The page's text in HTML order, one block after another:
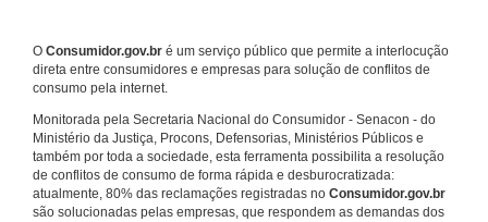
O Consumidor.gov.br é um serviço público que permite a interlocução
direta entre consumidores e empresas para solução de conflitos de
consumo pela internet.
Monitorada pela Secretaria Nacional do Consumidor - Senacon - do
Ministério da Justiça, Procons, Defensorias, Ministérios Públicos e
também por toda a sociedade, esta ferramenta possibilita a resolução
de conflitos de consumo de forma rápida e desburocratizada:
atualmente, 80% das reclamações registradas no Consumidor.gov.br
são solucionadas pelas empresas, que respondem as demandas dos